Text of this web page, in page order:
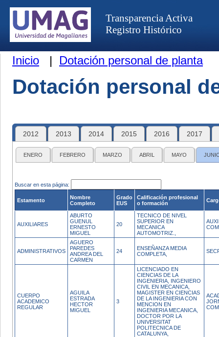
Transparencia Activa
Registro Histórico
Inicio | Dotación personal de planta
Dotación personal
2012 2013 2014 2015 2016 2017
ENERO FEBRERO MARZO ABRIL MAYO
Buscar en esta página:
Estamento
Nombre
Completo
Grado
EUS
Calificación profesional
o formación
AUXILIARES
ABURTO
GUENUL
ERNESTO
MIGUEL
20
TECNICO DE NIVEL
SUPERIOR EN
MECANICA
AUTOMOTRIZ.,
ADMINISTRATIVOS
AGUERO
PAREDES
ANDREA DEL
CARMEN
24
ENSEÑANZA MEDIA
COMPLETA,
CUERPO
ACADEMICO
REGULAR
AGUILA
ESTRADA
HECTOR
MIGUEL
3
LICENCIADO EN
CIENCIAS DE LA
INGENIERIA, INGENIERO
CIVIL EN MECANICA,
MAGISTER EN CIENCIAS
DE LA INGENIERIA CON
MENCION EN
INGENIERIA MECANICA,
DOCTOR POR LA
UNIVERSITAT
POLITECNICA DE
CATALUNYA,